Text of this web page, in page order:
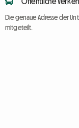
Die genaue Adresse der
mitgeteilt.